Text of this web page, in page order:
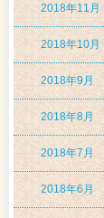
2018年11月
2018年10月
2018年9月
2018年8月
2018年7月
2018年6月